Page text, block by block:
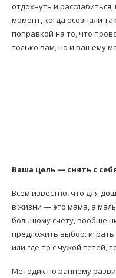
отдохнуть и
момент, когда осознали
поправкой на то, что
только вам, но и вашему
Ваша цель — снять с
Всем известно, что для
в жизни — это мама, а
большому счету, вообще
предложить выбор:
или где-то с чужой тетей,
Методик по раннему